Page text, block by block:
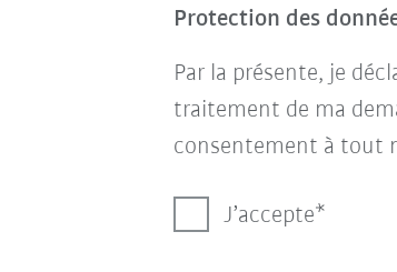
Protection des
Par la présente, je
traitement de ma
consentement à tout
J’accepte